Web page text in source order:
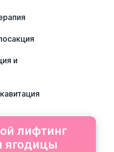
лифтинг
ягодицы
и